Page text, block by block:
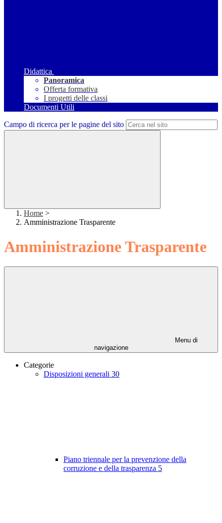
Didattica
Panoramica
Offerta formativa
I progetti delle classi
Documenti Utili
Campo di ricerca per le pagine del sito
Home >
Amministrazione Trasparente
Amministrazione Trasparente
Menu di
navigazione
Categorie
Disposizioni generali 30
Piano triennale per la prevenzione della
corruzione e della trasparenza 5